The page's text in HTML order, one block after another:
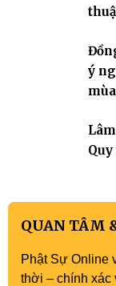
ý
QUAN TÂM
Phật Sự Online
thời – chính xác